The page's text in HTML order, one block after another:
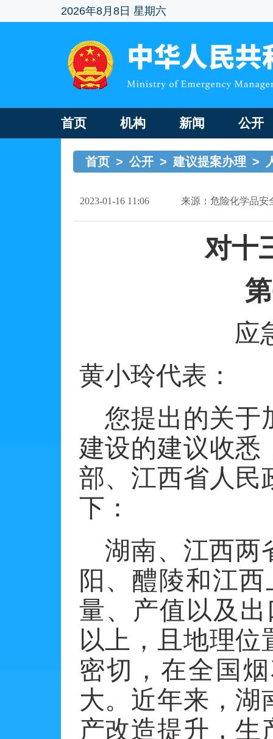
2026年8月8日 星期六
首页 机构 新闻 公开
首页 > 公开 > 建议提案办理 >
2023-01-16 11:06 来源：危险化学品安
对十
第
应
黄小玲代表：
您提出的关于
建设的建议收悉
部、江西省人民
下：
湖南、江西两
阳、醴陵和江
量、产值以及出
以上，且地理位
密切，在全国
大。近年来，湖
产改造提升，生